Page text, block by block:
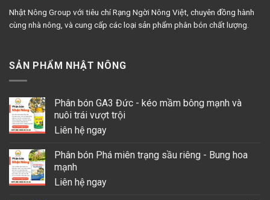
Nhật Nông Group với tiêu chí Rạng Ngời Nông Việt, chuyên đồng hành
cùng nhà nông, và cung cấp các loại sản phẩm phân bón chất lượng.
SẢN PHẨM NHẬT NÔNG
Phân bón GA3 Đức - kéo mầm bông mạnh và
nuôi trái vượt trội
Liên hệ ngay
Phân bón Phá miên trạng sầu riêng - Bung hoa
mạnh
Liên hệ ngay